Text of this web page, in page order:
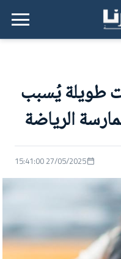
القائمة الرئيسية
طويلة يُسبب
الرياضة
27/05/2025 15:41:00